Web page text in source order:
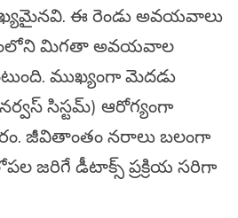
ఈ రెండు అవయవాలు
మిగతా అవయవాల
ముఖ్యంగా మెదడు
సిస్టమ్) ఆరోగ్యంగా
జీవితాంతం నరాలు బలంగా
జరిగే డీటాక్స్ ప్రక్రియ సరిగా